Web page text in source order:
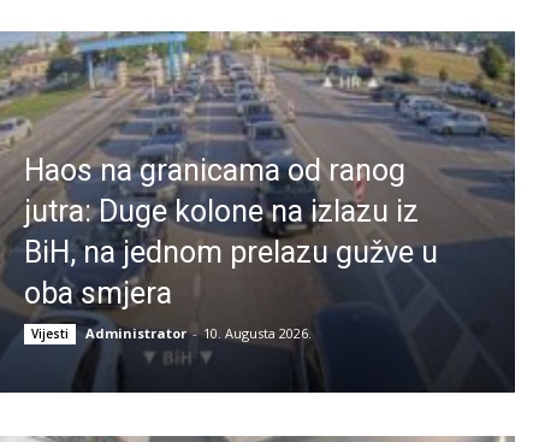
Haos na granicama od ranog
jutra: Duge kolone na izlazu iz
BiH, na jednom prelazu gužve u
oba smjera
Vijesti Administrator - 10. Augusta 2026.